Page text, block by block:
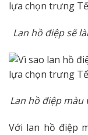
Lan hồ điệp sẽ
Lan hồ điệp màu
Với lan hồ điệp